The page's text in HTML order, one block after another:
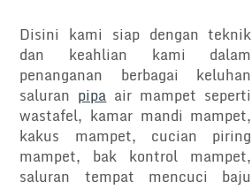
Disini kami siap dengan teknik
dan keahlian kami dalam
penanganan berbagai keluhan
saluran pipa air mampet seperti
wastafel, kamar mandi mampet,
kakus mampet, cucian piring
mampet, bak kontrol mampet,
saluran tempat mencuci baju